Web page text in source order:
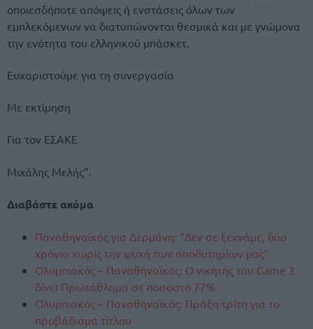
οποιεσδήποτε απόψεις ή ενστάσεις όλων των
εμπλεκόμενων να διατυπώνονται θεσμικά και με γνώμονα
την ενότητα του ελληνικού μπάσκετ.
Ευχαριστούμε για τη συνεργασία
Με εκτίμηση
Για τον ΕΣΑΚΕ
Μιχάλης Μελής”.
Διαβάστε ακόμα
Παναθηναϊκός για Δερμάνη: “Δεν σε ξεχνάμε, δύο
χρόνια χωρίς την ψυχή των αποδυτηρίων μας”
Ολυμπιακός – Παναθηναϊκός: Ο νικητής του Game 3
δίνει Πρωτάθλημα σε ποσοστό 77%
Ολυμπιακός – Παναθηναϊκός: Πράξη τρίτη για το
προβάδισμα τίτλου